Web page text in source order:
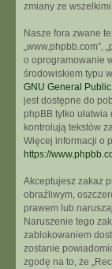
zmiany ze
Nasze fora zwane
„www.phpbb.com”,
o oprogramowanie
środowiskiem typu
GNU General
jest dostępne do
phpBB tylko
kontrolują tekstów
Więcej informacji o
https://
Akceptujesz zakaz
obraźliwym,
prawem lub
Naruszenie tego
zablokowaniem
zostanie
zgodę na to, że